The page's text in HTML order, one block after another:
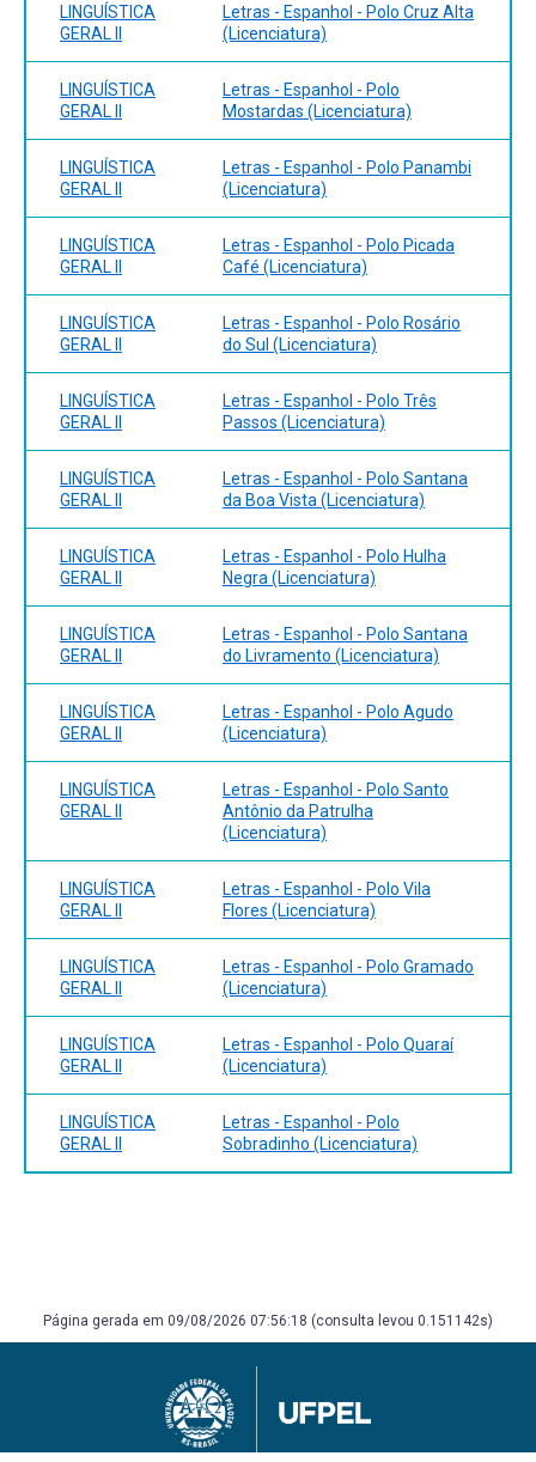
LINGUÍSTICA
GERAL II
Letras - Espanhol - Polo Cruz Alta
(Licenciatura)
LINGUÍSTICA
GERAL II
Letras - Espanhol - Polo
Mostardas (Licenciatura)
LINGUÍSTICA
GERAL II
Letras - Espanhol - Polo Panambi
(Licenciatura)
LINGUÍSTICA
GERAL II
Letras - Espanhol - Polo Picada
Café (Licenciatura)
LINGUÍSTICA
GERAL II
Letras - Espanhol - Polo Rosário
do Sul (Licenciatura)
LINGUÍSTICA
GERAL II
Letras - Espanhol - Polo Três
Passos (Licenciatura)
LINGUÍSTICA
GERAL II
Letras - Espanhol - Polo Santana
da Boa Vista (Licenciatura)
LINGUÍSTICA
GERAL II
Letras - Espanhol - Polo Hulha
Negra (Licenciatura)
LINGUÍSTICA
GERAL II
Letras - Espanhol - Polo Santana
do Livramento (Licenciatura)
LINGUÍSTICA
GERAL II
Letras - Espanhol - Polo Agudo
(Licenciatura)
LINGUÍSTICA
GERAL II
Letras - Espanhol - Polo Santo
Antônio da Patrulha
(Licenciatura)
LINGUÍSTICA
GERAL II
Letras - Espanhol - Polo Vila
Flores (Licenciatura)
LINGUÍSTICA
GERAL II
Letras - Espanhol - Polo Gramado
(Licenciatura)
LINGUÍSTICA
GERAL II
Letras - Espanhol - Polo Quaraí
(Licenciatura)
LINGUÍSTICA
GERAL II
Letras - Espanhol - Polo
Sobradinho (Licenciatura)
Página gerada em 09/08/2026 07:56:18 (consulta levou 0.151142s)